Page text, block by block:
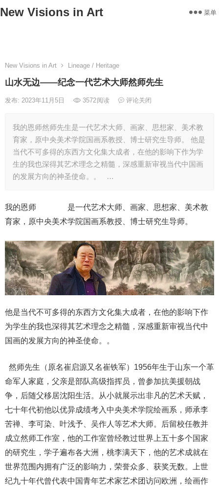
New Visions in Art 菜单
New Visions in Art Lineage / Heritage
山水无边——纪念一代艺术大师然师先生
发布: 2023年11月5日 3572阅读 评论关闭
我的恩师然师先生是一代艺术大师、画家、思想家、美术教
育家，原中央美术学院国画系教授、博士研究生导师。 他是
当代不可多得的东西方文化集大成者，在他的影响下作为学
生的我也深得其艺术理念之精髓，深感重新审视当代中国画
的发展方向的神圣使命。。 …
我的恩师
是一代艺术大师、画家、思想家、美术教
育家，原中央美术学院国画系教授、博士研究生导师。
他是当代不可多得的东西方文化集大成者，在他的影响下作
为学生的我也深得其艺术理念之精髓，深感重新审视当代中
国画的发展方向的神圣使命。。
然师先生（原名崔启源又名崔铁军）1956年生于山东一个革
命军人家庭，父亲是部队高级指挥员，曾参加抗美援朝战
争，后随父移居沈阳生活。从小就展示出非凡的艺术天赋，
七十年代初他以优异成绩考入中央美术学院绘画系，师承李
苦禅、李可染、叶浅予、吴作人等艺术大师。后留校任教并
成立然师工作室，他的工作室曾经教过世界上五十多个国家
的研究生，学子遍布各大洲，桃李满天下，他的艺术成就在
世界范围内拥有广泛的影响力，荣誉众多、获奖无数。上世
纪九十年代曾代表中国青年艺术家艺术团访问欧洲，绘画作